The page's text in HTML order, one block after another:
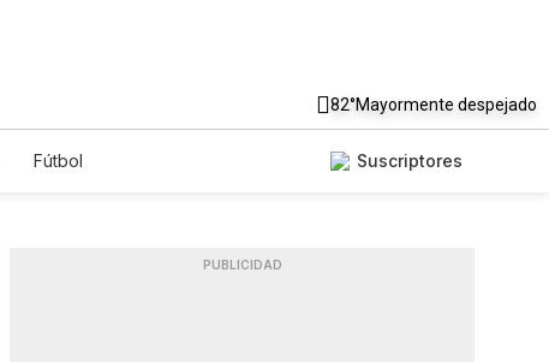
82°Mayormente despejado
Fútbol Suscriptores
PUBLICIDAD